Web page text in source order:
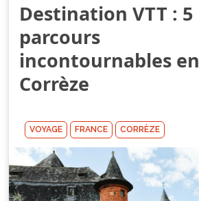
Destination VTT : 5
parcours
incontournables en
Corrèze
VOYAGE FRANCE CORRÈZE